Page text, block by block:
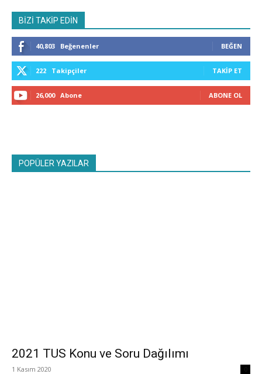
BİZİ TAKİP EDİN
40,803 Beğenenler BEĞEN
222 Takipçiler TAKIP ET
26,000 Abone ABONE OL
POPÜLER YAZILAR
2021 TUS Konu ve Soru Dağılımı
1 Kasım 2020